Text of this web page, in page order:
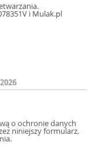
i Mulak.pl
o ochronie danych
niniejszy formularz.